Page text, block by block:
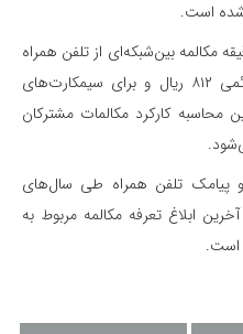
مکالمه بین‌شبکه‌ای از تلفن همراه
به تلفن ثابت برای سیمکارت‌های دائمی ۸۱۲ ریال و برای سیمکارت‌های
همچنین محاسبه کارکرد مکالمات مشترکان
پیامک تلفن همراه طی سال‌های
ابلاغ تعرفه مکالمه مربوط به